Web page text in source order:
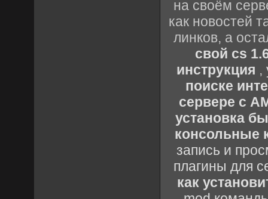
на своём
как новостей
линков, а
свой cs
инструкция ,
поиске
сервере с
установка
консольные
запись и
плагины для
как